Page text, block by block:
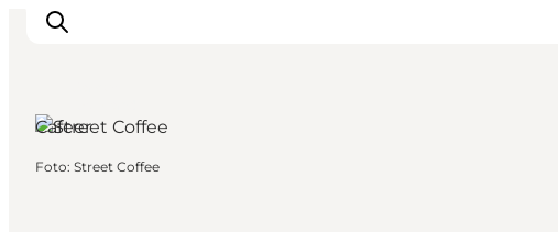
Cafeer
Foto: Street Coffee